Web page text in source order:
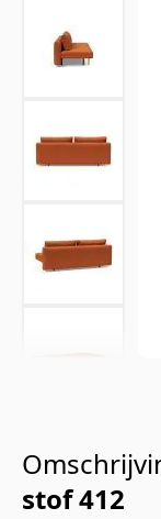
stof 412